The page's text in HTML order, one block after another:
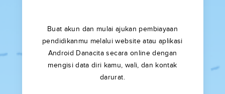
Buat akun dan mulai ajukan pembiayaan
pendidikanmu melalui website atau aplikasi
Android Danacita secara online dengan
mengisi data diri kamu, wali, dan kontak
darurat.